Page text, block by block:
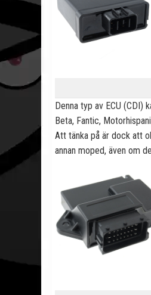
Denna typ av ECU
Beta, Fantic,
Att tänka på är dock att
annan moped, även om